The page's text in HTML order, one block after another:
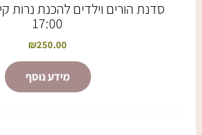
17:00
₪250.00
מידע נוסף